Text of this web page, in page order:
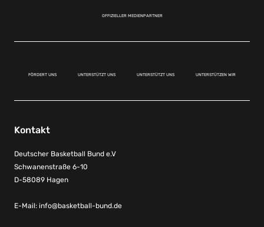
OFFIZIELLER MEDIENPARTNER
FÖRDERT UNS UNTERSTÜTZT UNS UNTERSTÜTZT UNS UNTERSTÜTZEN WIR
Kontakt
Deutscher Basketball Bund e.V
Schwanenstraße 6-10
D-58089 Hagen
E-Mail: info@basketball-bund.de